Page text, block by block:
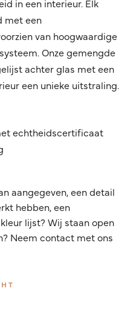
in een interieur. Elk
met een
van hoogwaardige
Onze gemengde
achter glas met een
een unieke uitstraling.
echtheidscertificaat
aangegeven, een detail
hebben, een
lijst? Wij staan open
Neem contact met ons